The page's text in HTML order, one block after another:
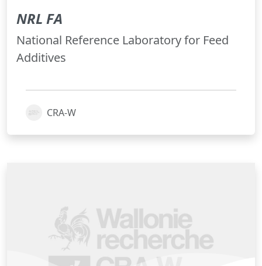
NRL FA
National Reference Laboratory for Feed
Additives
CRA-W